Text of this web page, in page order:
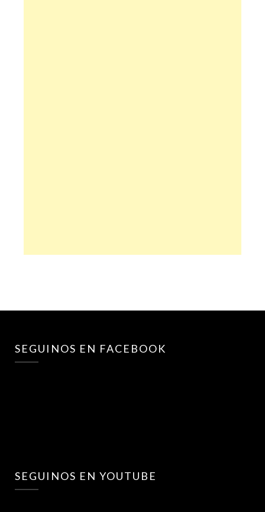
SEGUINOS EN FACEBOOK
SEGUINOS EN YOUTUBE